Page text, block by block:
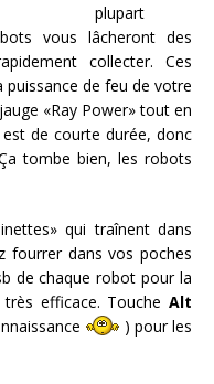
plupart
vous lâcheront des
collecter. Ces
puissance de feu de votre
«Ray Power» tout en
est de courte durée, donc
tombe bien, les robots
qui traînent dans
fourrer dans vos poches
de chaque robot pour la
efficace. Touche Alt
) pour les